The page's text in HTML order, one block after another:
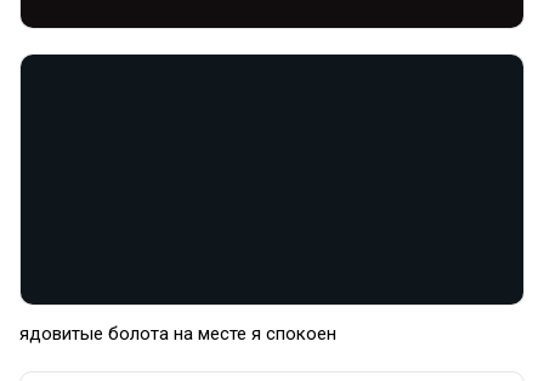
ядовитые болота на месте я спокоен